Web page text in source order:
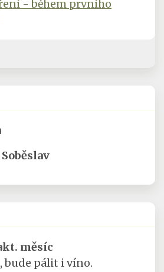
Soběslav
měsíc
bude pálit i víno.